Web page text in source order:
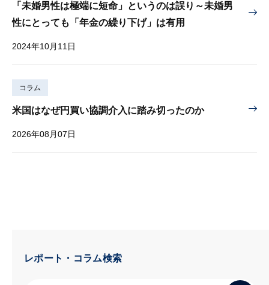
「未婚男性は極端に短命」というのは誤り～未婚男
性にとっても「年金の繰り下げ」は有用
2024年10月11日
コラム
米国はなぜ円買い協調介入に踏み切ったのか
2026年08月07日
レポート・コラム検索